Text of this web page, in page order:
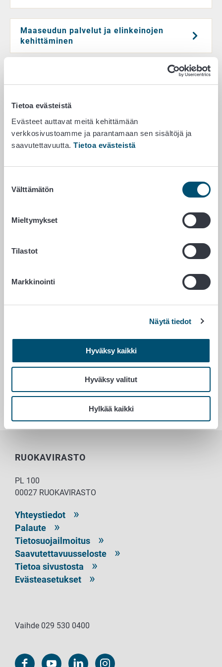
Tietoa evästeistä
Evästeet auttavat meitä kehittämään
verkkosivustoamme ja parantamaan sen sisältöjä ja
saavutettavuutta. Tietoa evästeistä
valinta
Välttämätön
Mieltymykset
Tilastot
Markkinointi
Näytä tiedot
Hyväksy kaikki
Hyväksy valitut
Hylkää kaikki
Maaseudun palvelut ja elinkeinojen
kehittäminen
Porotalous
Mehiläistalous
Asiointi – tuet
on kysymys?
RUOKAVIRASTO
PL 100
00027 RUOKAVIRASTO
Yhteystiedot
Palaute
Tietosuojailmoitus
Saavutettavuusseloste
Tietoa sivustosta
Evästeasetukset
Vaihde 029 530 0400